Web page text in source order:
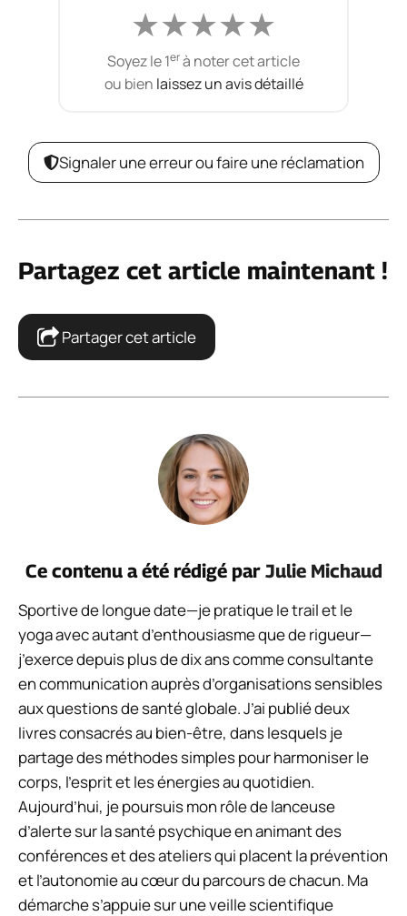
★★★★★
Soyez le 1erà noter cet article
ou bien laissez un avis détaillé
Signaler une erreur ou faire une réclamation
Partagez cet article maintenant !
Partager cet article
Ce contenu a été rédigé par Julie Michaud
Sportive de longue date—je pratique le trail et le
yoga avec autant d’enthousiasme que de rigueur—
j’exerce depuis plus de dix ans comme consultante
en communication auprès d’organisations sensibles
aux questions de santé globale. J’ai publié deux
livres consacrés au bien-être, dans lesquels je
partage des méthodes simples pour harmoniser le
corps, l’esprit et les énergies au quotidien.
Aujourd’hui, je poursuis mon rôle de lanceuse
d’alerte sur la santé psychique en animant des
conférences et des ateliers qui placent la prévention
et l’autonomie au cœur du parcours de chacun. Ma
démarche s’appuie sur une veille scientifique